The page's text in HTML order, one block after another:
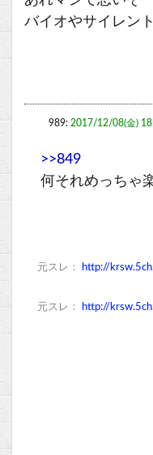
バイオやサイレン
989: 2017/12/08(金)
>>849
何それめっちゃ
元スレ： http://
元スレ： http://